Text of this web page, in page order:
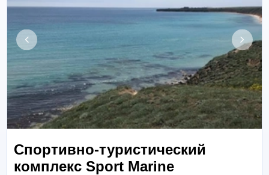
Спортивно-туристический
комплекс Sport Marine